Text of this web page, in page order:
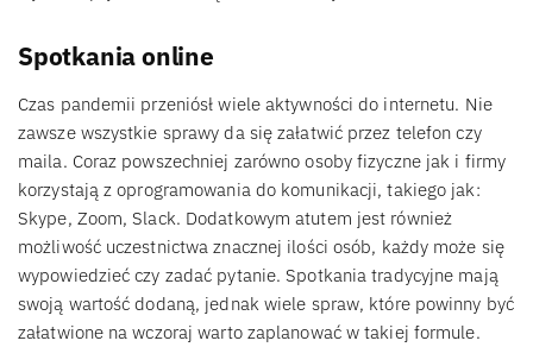
Spotkania online
Czas pandemii przeniósł wiele aktywności do internetu. Nie
zawsze wszystkie sprawy da się załatwić przez telefon czy
maila. Coraz powszechniej zarówno osoby fizyczne jak i firmy
korzystają z oprogramowania do komunikacji, takiego jak:
Skype, Zoom, Slack. Dodatkowym atutem jest również
możliwość uczestnictwa znacznej ilości osób, każdy może się
wypowiedzieć czy zadać pytanie. Spotkania tradycyjne mają
swoją wartość dodaną, jednak wiele spraw, które powinny być
załatwione na wczoraj warto zaplanować w takiej formule.